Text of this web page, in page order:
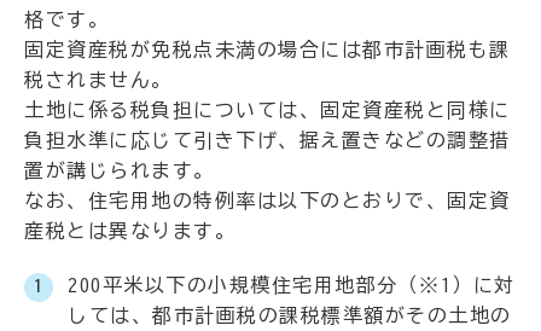
格です。
固定資産税が免税点未満の場合には都市計画税も課
税されません。
土地に係る税負担については、固定資産税と同様に
負担水準に応じて引き下げ、据え置きなどの調整措
置が講じられます。
なお、住宅用地の特例率は以下のとおりで、固定資
産税とは異なります。
200平米以下の小規模住宅用地部分（※1）に対
しては、都市計画税の課税標準額がその土地の